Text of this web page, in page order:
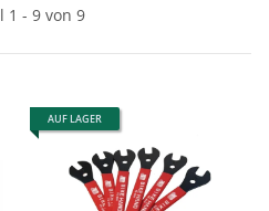
1 - 9 von 9
AUF LAGER